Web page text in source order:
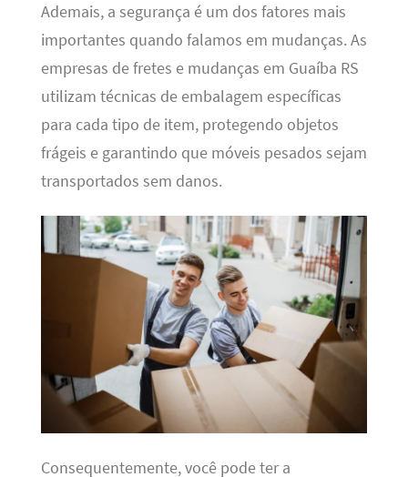
Ademais, a segurança é um dos fatores mais
importantes quando falamos em mudanças. As
empresas de fretes e mudanças em Guaíba RS
utilizam técnicas de embalagem específicas
para cada tipo de item, protegendo objetos
frágeis e garantindo que móveis pesados sejam
transportados sem danos.
Consequentemente, você pode ter a